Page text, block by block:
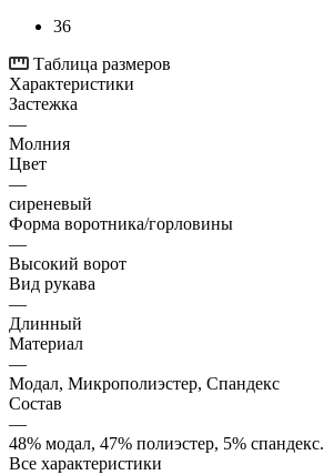
36
Таблица размеров
Характеристики
Застежка
—
Молния
Цвет
—
сиреневый
Форма воротника/горловины
—
Высокий ворот
Вид рукава
—
Длинный
Материал
—
Модал, Микрополиэстер, Спандекс
Состав
—
48% модал, 47% полиэстер, 5% спандекс.
Все характеристики